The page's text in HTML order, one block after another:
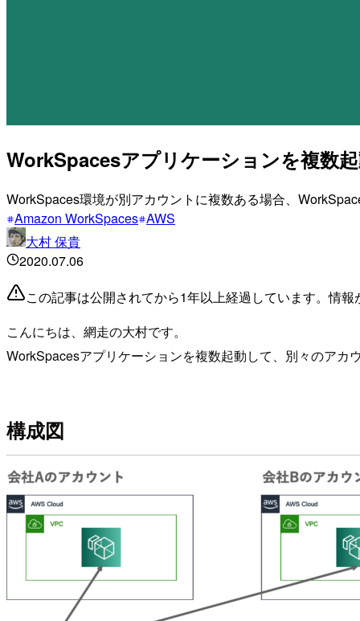
WorkSpacesアプリケーションを複数
WorkSpaces環境が別アカウントに複数ある場合、
Amazon WorkSpaces AWS
大村 保貴
2020.07.06
この記事は公開されてから1年以上経過しています。情
こんにちは、網走の大村です。
WorkSpacesアプリケーションを複数起動して、別々のア
構成図